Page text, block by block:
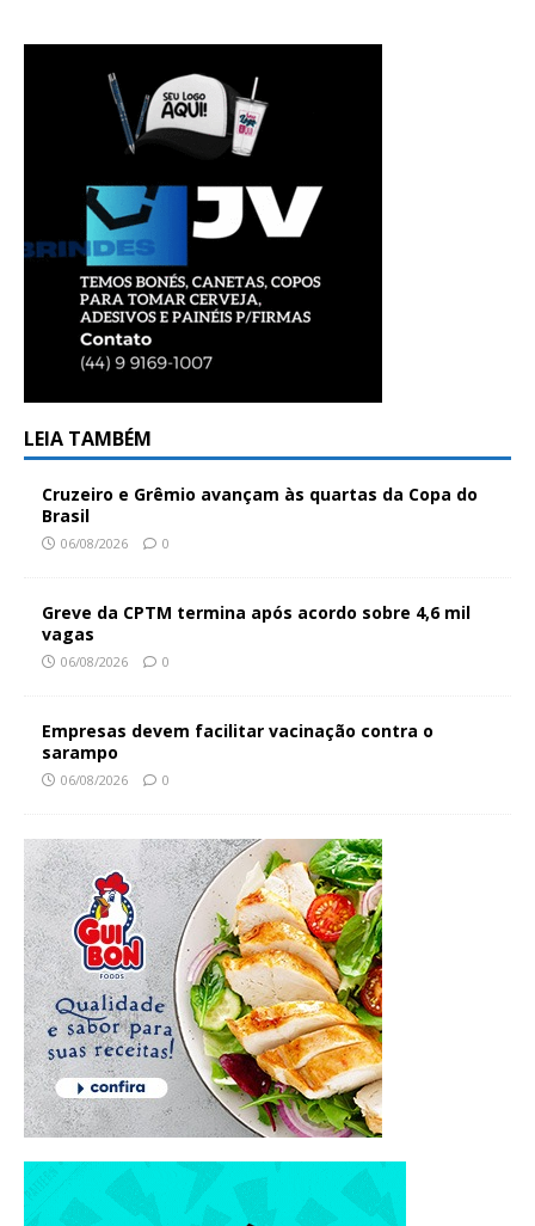
LEIA TAMBÉM
Cruzeiro e Grêmio avançam às quartas da Copa do
Brasil
06/08/2026 0
Greve da CPTM termina após acordo sobre 4,6 mil
vagas
06/08/2026 0
Empresas devem facilitar vacinação contra o
sarampo
06/08/2026 0